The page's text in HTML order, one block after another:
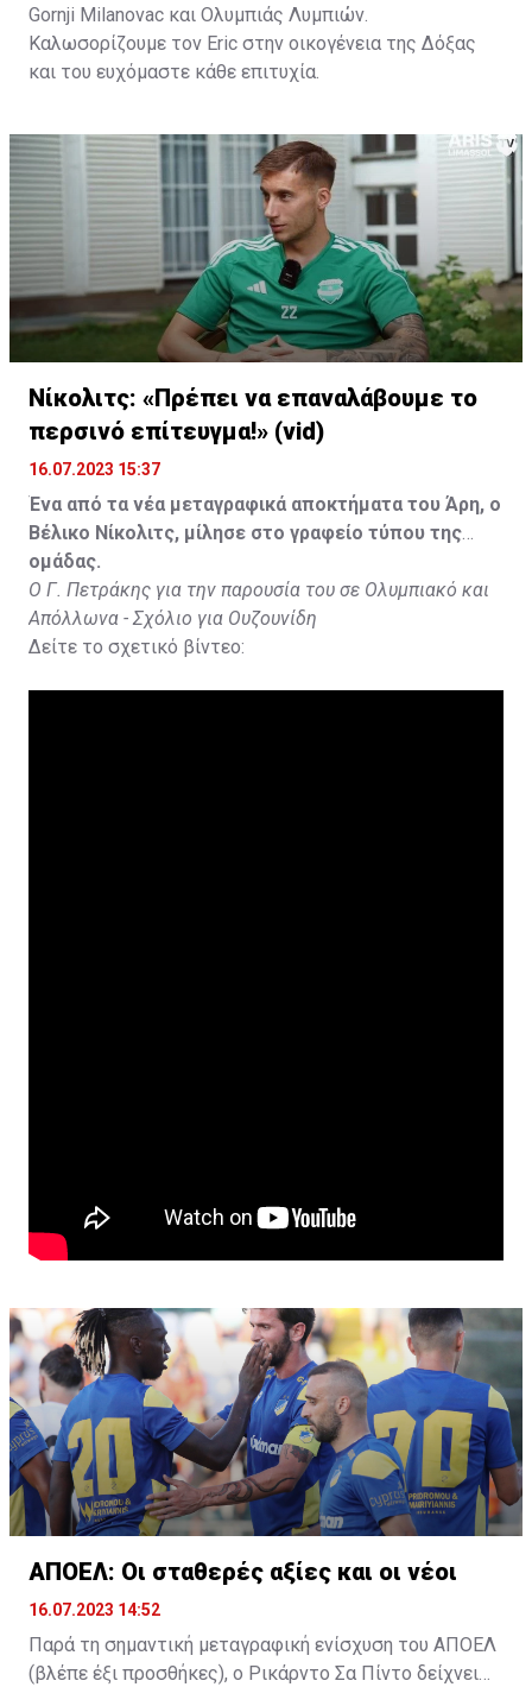
Gornji Milanovac και Ολυμπιάς Λυμπιών.
Καλωσορίζουμε τον Eric στην οικογένεια της Δόξας
και του ευχόμαστε κάθε επιτυχία.
Νίκολιτς: «Πρέπει να επαναλάβουμε το
περσινό επίτευγμα!» (vid)
16.07.2023 15:37
Ένα από τα νέα μεταγραφικά αποκτήματα του Άρη, ο
Βέλικο Νίκολιτς, μίλησε στο γραφείο τύπου της
ομάδας.
Ο Γ. Πετράκης για την παρουσία του σε Ολυμπιακό και
Απόλλωνα - Σχόλιο για Ουζουνίδη
Δείτε το σχετικό βίντεο:
ΑΠΟΕΛ: Οι σταθερές αξίες και οι νέοι
16.07.2023 14:52
Παρά τη σημαντική μεταγραφική ενίσχυση του ΑΠΟΕΛ
(βλέπε έξι προσθήκες), ο Ρικάρντο Σα Πίντο δείχνει